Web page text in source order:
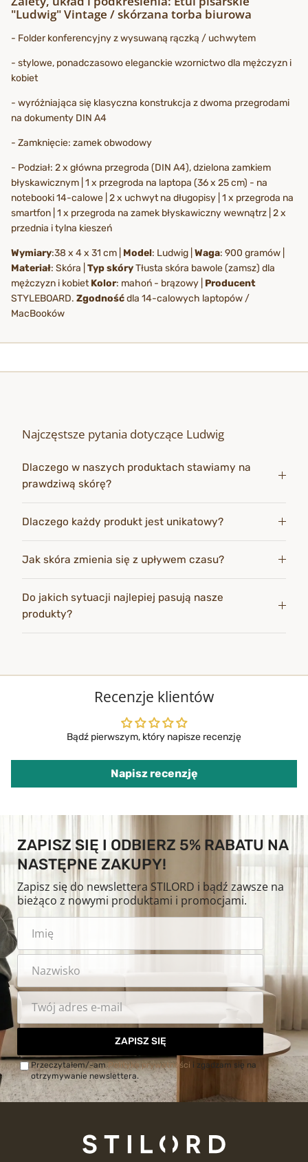
"Ludwig" Vintage / skórzana torba biurowa
- Folder konferencyjny z wysuwaną rączką / uchwytem
- stylowe, ponadczasowo eleganckie wzornictwo dla mężczyzn i
kobiet
- wyróżniająca się klasyczna konstrukcja z dwoma przegrodami
na dokumenty DIN A4
- Zamknięcie: zamek obwodowy
- Podział: 2 x główna przegroda (DIN A4), dzielona zamkiem
błyskawicznym | 1 x przegroda na laptopa (36 x 25 cm) - na
notebooki 14-calowe | 2 x uchwyt na długopisy | 1 x przegroda na
smartfon | 1 x przegroda na zamek błyskawiczny wewnątrz | 2 x
przednia i tylna kieszeń
Wymiary:38 x 4 x 31 cm | Model: Ludwig | Waga: 900 gramów |
Materiał: Skóra | Typ skóryTłusta skóra bawole (zamsz) dla
mężczyzn i kobietKolor: mahoń - brązowy | Producent
STYLEBOARD. Zgodnośćdla 14-calowych laptopów /
MacBooków
Najczęstsze pytania dotyczące Ludwig
Dlaczego w naszych produktach stawiamy na
prawdziwą skórę?
Dlaczego każdy produkt jest unikatowy?
Jak skóra zmienia się z upływem czasu?
Do jakich sytuacji najlepiej pasują nasze
produkty?
Recenzje klientów
Bądź pierwszym, który napisze recenzję
Napisz recenzję
ZAPISZ SIĘ I ODBIERZ 5% RABATU NA
NASTĘPNE ZAKUPY!
Zapisz się do newslettera STILORD i bądź zawsze na
bieżąco z nowymi produktami i promocjami.
ZAPISZ SIĘ
Przeczytałem/-amPolitykę prywatności i zgadzam się na
otrzymywanie newslettera.